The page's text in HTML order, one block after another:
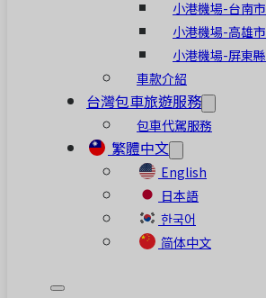
小港機場-台南市
小港機場-高雄市
小港機場-屏東縣
車款介紹
台灣包車旅遊服務
包車代駕服務
繁體中文
English
日本語
한국어
简体中文